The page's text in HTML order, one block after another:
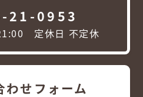
21-0953
定休日 不定休
わせフォーム